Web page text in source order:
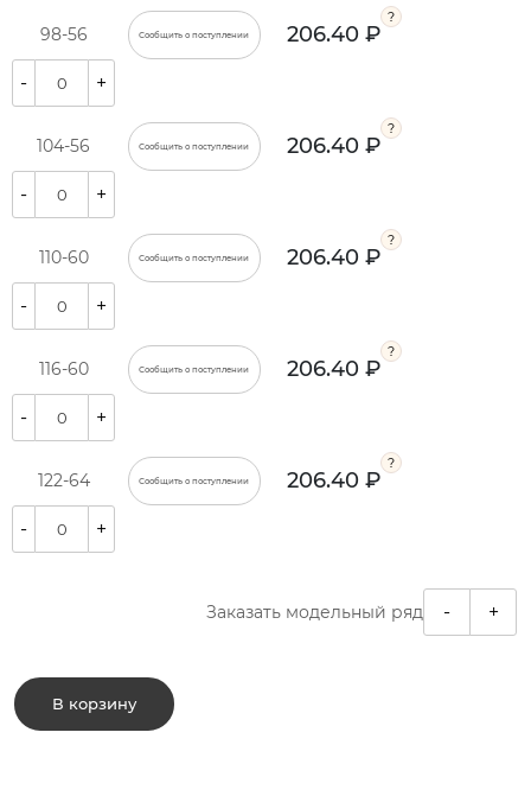
98-56 Сообщить о поступлении 206.40 ₽
- +
104-56 Сообщить о поступлении 206.40 ₽
- +
110-60 Сообщить о поступлении 206.40 ₽
- +
116-60 Сообщить о поступлении 206.40 ₽
- +
122-64 Сообщить о поступлении 206.40 ₽
- +
Заказать модельный ряд - +
В корзину